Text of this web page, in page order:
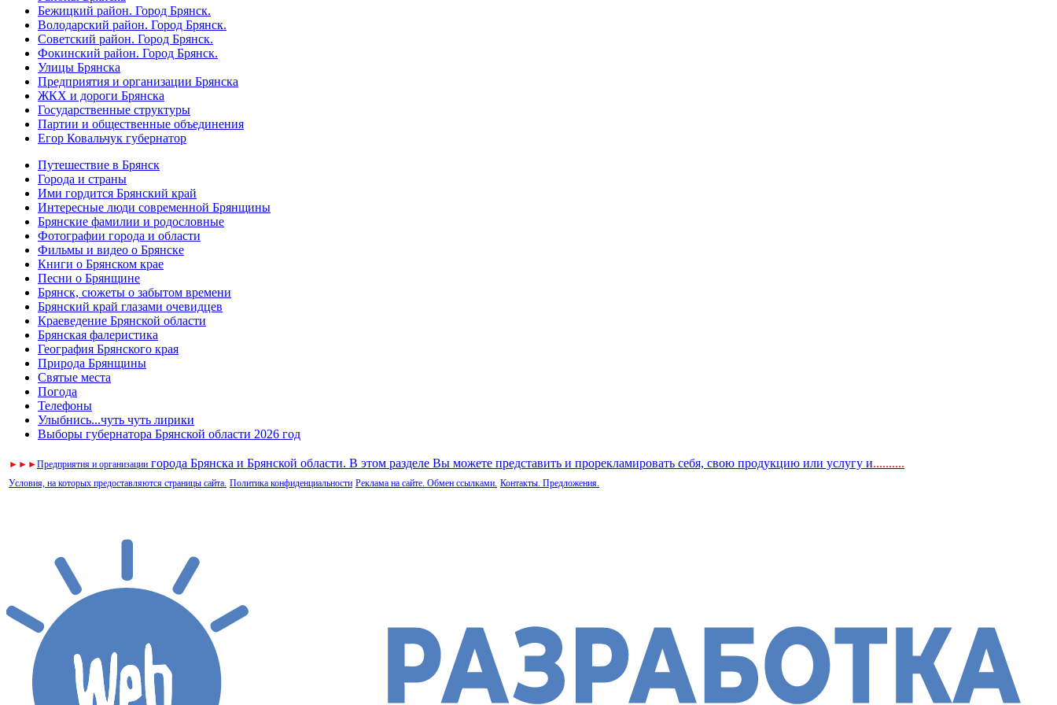
Бежицкий район. Город Брянск.
Володарский район. Город Брянск.
Советский район. Город Брянск.
Фокинский район. Город Брянск.
Улицы Брянска
Предприятия и организации Брянска
ЖКХ и дороги Брянска
Государственные структуры
Партии и общественные объединения
Егор Ковальчук губернатор
Путешествие в Брянск
Города и страны
Ими гордится Брянский край
Интересные люди современной Брянщины
Брянские фамилии и родословные
Фотографии города и области
Фильмы и видео о Брянске
Книги о Брянском крае
Песни о Брянщине
Брянск, сюжеты о забытом времени
Брянский край глазами очевидцев
Краеведение Брянской области
Брянская фалеристика
География Брянского края
Природа Брянщины
Святые места
Погода
Телефоны
Улыбнись...чуть чуть лирики
Выборы губернатора Брянской области 2026 год
► ► ►Предприятия и организации города Брянска и Брянской области. В этом разделе Вы можете представить и прорекламировать себя, свою продукцию или услугу и..........
Условия, на которых предоставляются страницы сайта. Политика конфиденциальности Реклама на сайте. Обмен ссылками. Контакты. Предложения.